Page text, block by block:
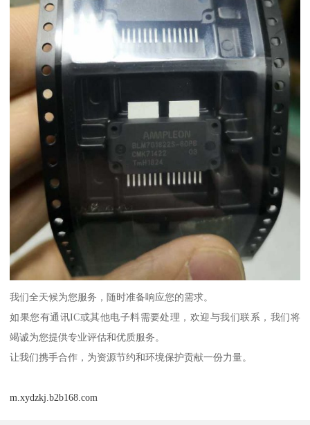
我们全天候为您服务，随时准备响应您的需求。
如果您有通讯IC或其他电子料需要处理，欢迎与我们联系，我们将
竭诚为您提供专业评估和优质服务。
让我们携手合作，为资源节约和环境保护贡献一份力量。
m.xydzkj.b2b168.com